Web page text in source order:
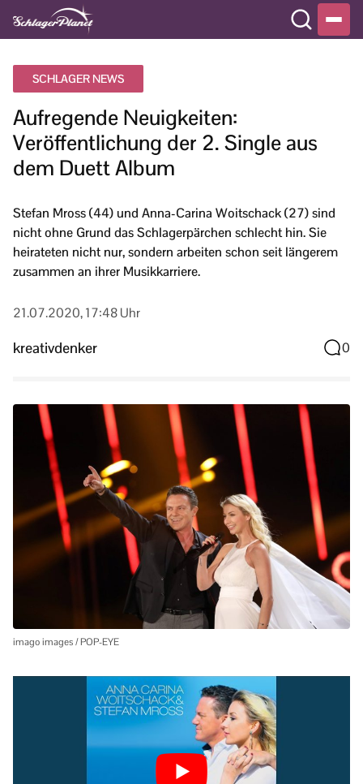
SCHLAGER NEWS
Aufregende Neuigkeiten:
Veröffentlichung der 2. Single aus
dem Duett Album
Stefan Mross (44) und Anna-Carina Woitschack (27) sind
nicht ohne Grund das Schlagerpärchen schlecht hin. Sie
heirateten nicht nur, sondern arbeiten schon seit längerem
zusammen an ihrer Musikkarriere.
21.07.2020, 17:48 Uhr
kreativdenker 0
imago images / POP-EYE